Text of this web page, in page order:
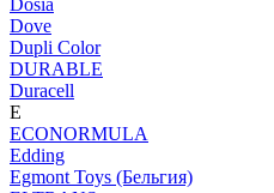
Dosia
Dove
Dupli Color
DURABLE
Duracell
E
ECONORMULA
Edding
Egmont Toys (Бельгия)